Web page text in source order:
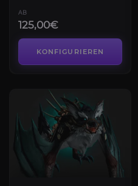
AB
125,00€
KONFIGURIEREN